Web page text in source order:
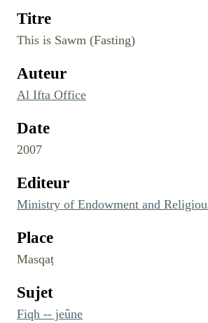
Titre
This is Sawm (Fasting)
Auteur
Al Ifta Office
Date
2007
Editeur
Ministry of Endowment and
Place
Masqaṭ
Sujet
Fiqh -- jeûne